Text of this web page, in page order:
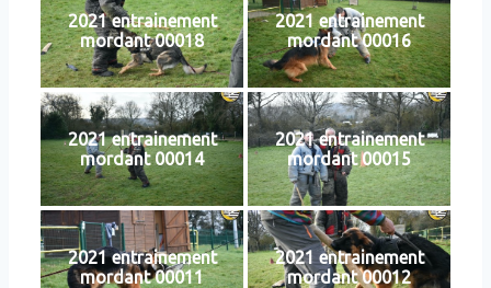
2021 entrainement
mordant 00018
2021 entrainement
mordant 00016
2021 entrainement
mordant 00014
2021 entrainement
mordant 00015
2021 entrainement
mordant 00011
2021 entrainement
mordant 00012